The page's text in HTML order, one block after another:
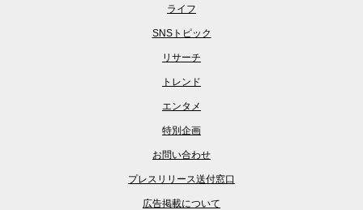
ライフ
SNSトピック
リサーチ
トレンド
エンタメ
特別企画
お問い合わせ
プレスリリース送付窓口
広告掲載について